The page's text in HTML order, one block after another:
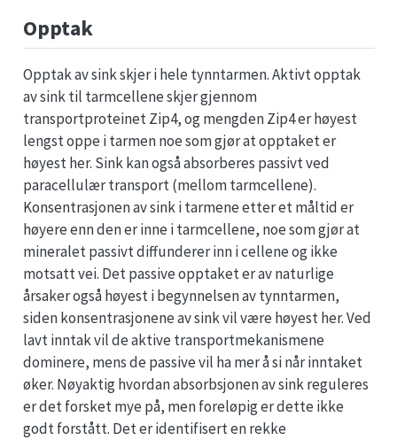
Opptak
Opptak av sink skjer i hele tynntarmen. Aktivt opptak
av sink til tarmcellene skjer gjennom
transportproteinet Zip4, og mengden Zip4 er høyest
lengst oppe i tarmen noe som gjør at opptaket er
høyest her. Sink kan også absorberes passivt ved
paracellulær transport (mellom tarmcellene).
Konsentrasjonen av sink i tarmene etter et måltid er
høyere enn den er inne i tarmcellene, noe som gjør at
mineralet passivt diffunderer inn i cellene og ikke
motsatt vei. Det passive opptaket er av naturlige
årsaker også høyest i begynnelsen av tynntarmen,
siden konsentrasjonene av sink vil være høyest her. Ved
lavt inntak vil de aktive transportmekanismene
dominere, mens de passive vil ha mer å si når inntaket
øker. Nøyaktig hvordan absorbsjonen av sink reguleres
er det forsket mye på, men foreløpig er dette ikke
godt forstått. Det er identifisert en rekke